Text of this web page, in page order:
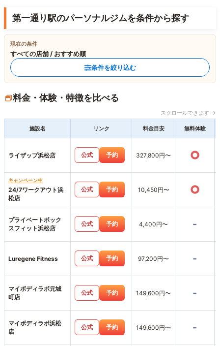
第一通り駅のパーソナルジムを条件から探す
現在の条件
すべての店舗 / おすすめ順
条件を絞り込む
料金・体験・特徴を比べる
スクロールできます →
施設名 リンク 料金目安 無料体験
ライザップ浜松店 公式 予約 327,800円〜 ○
キャンペーン中
24/7ワークアウト浜
松店
公式 予約 10,450円〜 ○
プライベートボック
スフィット浜松店
公式 予約 4,400円〜 -
Luregene Fitness 公式 予約 97,200円〜 -
マイボディラボ元城
町店
公式 予約 149,600円〜 -
マイボディラボ浜松
店
公式 予約 149,600円〜 -